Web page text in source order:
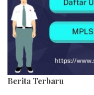
Berita Terbaru